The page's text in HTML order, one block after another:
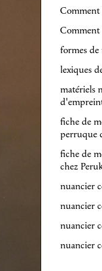
Comment
Comment
formes de
lexiques
matériels
fiche de
perruque
fiche de
chez
nuancier
nuancier
nuancier
nuancier